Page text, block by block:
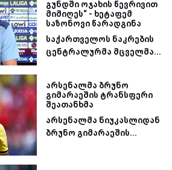
გუნდში ოჯახის წევრივით
მიმიღეს“ - ხეტაფემ
საზონოვი წარადგინა
საქართველოს ნაკრების
ცენტრალურმა მცველმა...
არსენალმა ბრუნო
გიმარაეშის ტრანსფერი
შეათანხმა
არსენალმა ნიუკასლიდან
ბრუნო გიმარაეშის...